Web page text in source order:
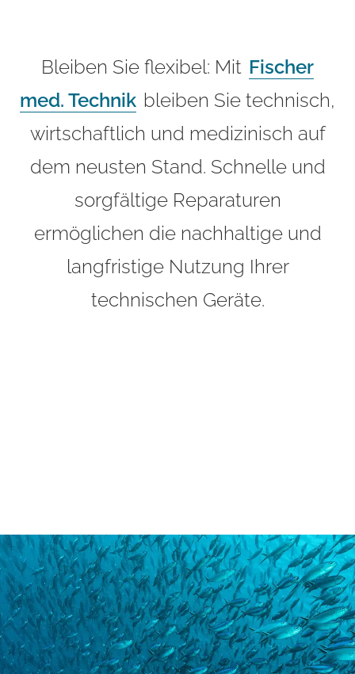
Bleiben Sie flexibel: Mit Fischer
med. Technik bleiben Sie technisch,
wirtschaftlich und medizinisch auf
dem neusten Stand. Schnelle und
sorgfältige Reparaturen
ermöglichen die nachhaltige und
langfristige Nutzung Ihrer
technischen Geräte.